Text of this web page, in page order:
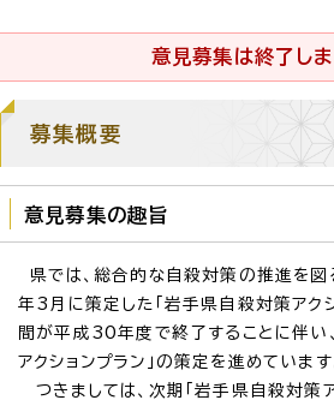
意見募集は終了しま
募集概要
意見募集の趣旨
県では、総合的な自殺対策の推進を
年3月に策定した「岩手県自殺対策アク
間が平成30年度で終了することに伴い
アクションプラン」の策定を進めています
つきましては、次期「岩手県自殺対策